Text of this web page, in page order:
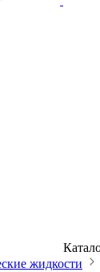
жидкости